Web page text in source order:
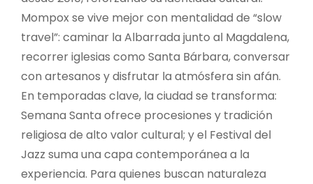
Mompox se vive mejor con mentalidad de “slow
travel”: caminar la Albarrada junto al Magdalena,
recorrer iglesias como Santa Bárbara, conversar
con artesanos y disfrutar la atmósfera sin afán.
En temporadas clave, la ciudad se transforma:
Semana Santa ofrece procesiones y tradición
religiosa de alto valor cultural; y el Festival del
Jazz suma una capa contemporánea a la
experiencia. Para quienes buscan naturaleza